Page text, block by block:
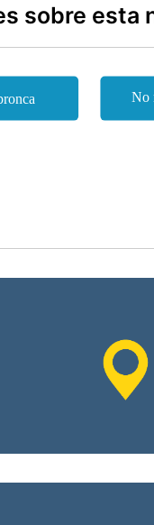
sobre esta